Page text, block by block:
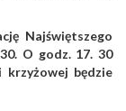
Najświętszego
O godz. 17. 30
będzie